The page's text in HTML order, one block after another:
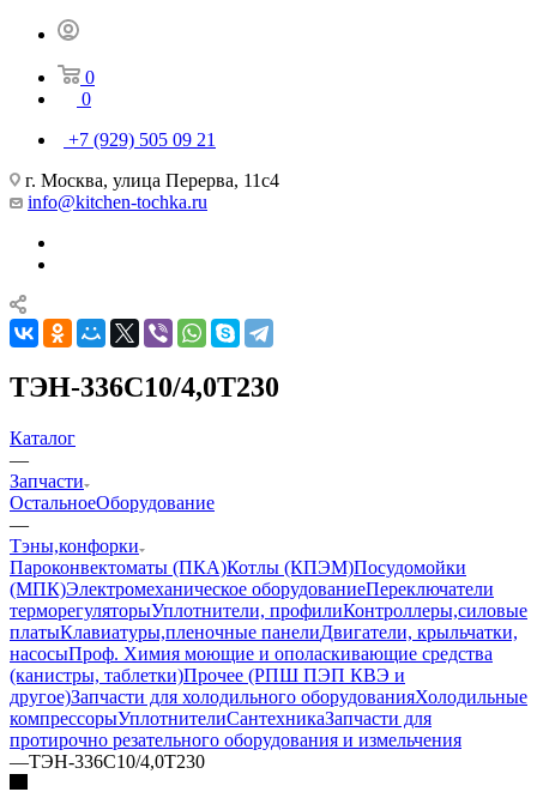
0
0
+7 (929) 505 09 21
г. Москва, улица Перерва, 11с4
info@kitchen-tochka.ru
ТЭН-336С10/4,0Т230
Каталог
—
Запчасти
ОстальноеОборудование
—
Тэны,конфорки
Пароконвектоматы (ПКА)Котлы (КПЭМ)Посудомойки
(МПК)Электромеханическое оборудованиеПереключатели
терморегуляторыУплотнители, профилиКонтроллеры,силовые
платыКлавиатуры,пленочные панелиДвигатели, крыльчатки,
насосыПроф. Химия моющие и ополаскивающие средства
(канистры, таблетки)Прочее (РПШ ПЭП КВЭ и
другое)Запчасти для холодильного оборудованияХолодильные
компрессорыУплотнителиСантехникаЗапчасти для
протирочно резательного оборудования и измельчения
—ТЭН-336С10/4,0Т230